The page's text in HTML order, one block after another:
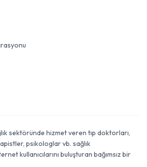
sektöründe hizmet veren tıp doktorları,
psikologlar vb. sağlık
kullanıcılarını buluşturan bağımsız bir